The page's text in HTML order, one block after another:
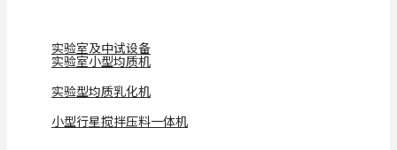
实验室及中试设备
实验室小型均质机
实验型均质乳化机
小型行星搅拌压料一体机